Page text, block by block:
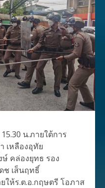
น.ภายใต้การ
เหลืองอุทัย
ษ์ คล่องยุทธ รอง​
ช เส็นฤทธิ์
ให้ร.ต.อ.กฤษตรี โอภาส